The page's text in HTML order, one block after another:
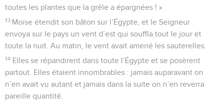
toutes les plantes que la grêle a épargnées ! »
13 Moïse étendit son bâton sur l’Égypte, et le Seigneur
envoya sur le pays un vent d’est qui souffla tout le jour et
toute la nuit. Au matin, le vent avait amené les sauterelles.
14 Elles se répandirent dans toute l’Égypte et se posèrent
partout. Elles étaient innombrables : jamais auparavant on
n’en avait vu autant et jamais dans la suite on n’en reverra
pareille quantité.